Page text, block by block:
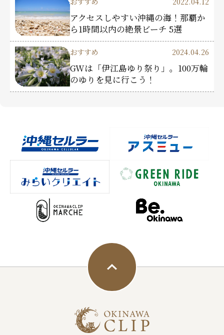
アクセスしやすい沖縄の海！那覇か
ら1時間以内の絶景ビーチ 5選
おすすめ 2024.04.26
GWは「伊江島ゆり祭り」。100万輪
のゆりを見に行こう！